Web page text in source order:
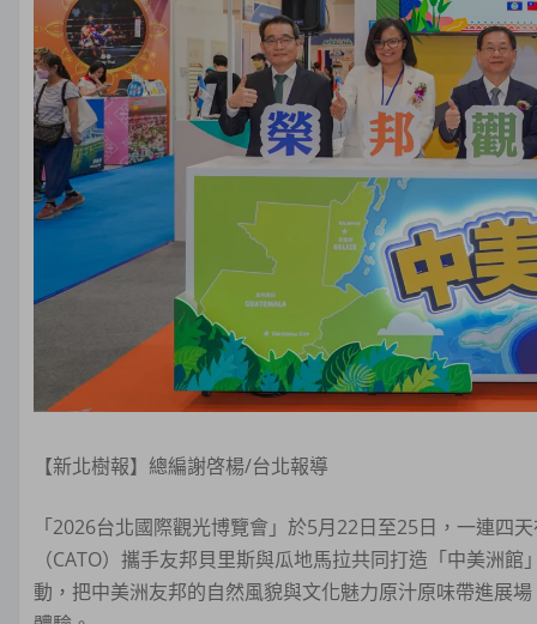
【新北樹報】總編謝啓楊/台北報導
「2026台北國際觀光博覽會」於5月22日至25日，一連四
（CATO）攜手友邦貝里斯與瓜地馬拉共同打造「中美洲
動，把中美洲友邦的自然風貌與文化魅力原汁原味帶進展